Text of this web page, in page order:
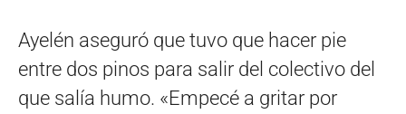
Ayelén aseguró que tuvo que hacer pie
entre dos pinos para salir del colectivo del
que salía humo. «Empecé a gritar por